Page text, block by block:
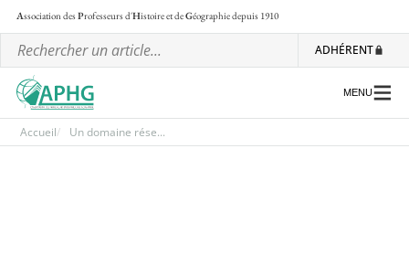
Association desProfesseurs d'Histoire et deGéographiedepuis 1910
ADHÉRENT
MENU
Accueil Un domaine rése...